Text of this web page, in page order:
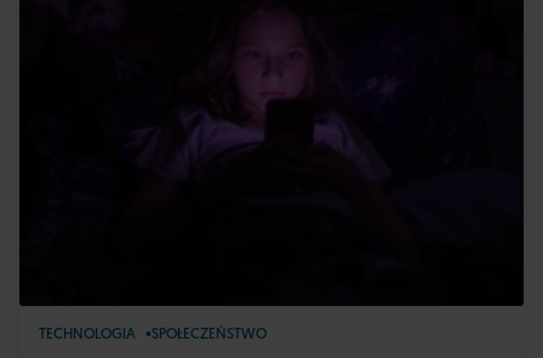
TECHNOLOGIA SPOŁECZEŃSTWO